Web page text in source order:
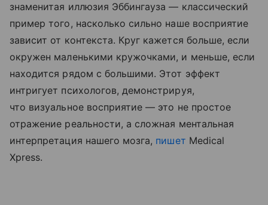
знаменитая иллюзия Эббингауза — классический
пример того, насколько сильно наше восприятие
зависит от контекста. Круг кажется больше, если
окружен маленькими кружочками, и меньше, если
находится рядом с большими. Этот эффект
интригует психологов, демонстрируя,
что визуальное восприятие — это не простое
отражение реальности, а сложная ментальная
интерпретация нашего мозга, пишет Medical
Xpress.